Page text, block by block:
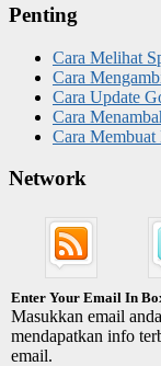
Penting
Cara Melihat
Cara
Cara Update
Cara
Cara
Network
Enter Your Email In
Masukkan email
mendapatkan info
email.